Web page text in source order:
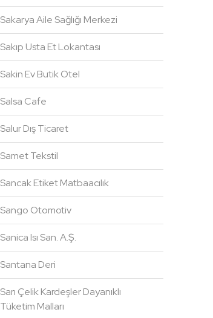
Sakarya Aile Sağlığı Merkezi
Sakıp Usta Et Lokantası
Sakin Ev Butik Otel
Salsa Cafe
Salur Dış Ticaret
Samet Tekstil
Sancak Etiket Matbaacılık
Sango Otomotiv
Sanica Isı San. A.Ş.
Santana Deri
Sarı Çelik Kardeşler Dayanıklı
Tüketim Malları